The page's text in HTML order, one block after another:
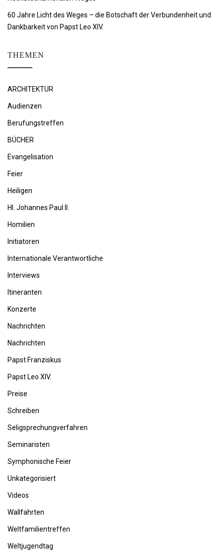
60 Jahre Licht des Weges – die Botschaft der Verbundenheit und
Dankbarkeit von Papst Leo XIV.
THEMEN
ARCHITEKTUR
Audienzen
Berufungstreffen
BÜCHER
Evangelisation
Feier
Heiligen
Hl. Johannes Paul II.
Homilien
Initiatoren
Internationale Verantwortliche
Interviews
Itineranten
Konzerte
Nachrichten
Nachrichten
Papst Franziskus
Papst Leo XIV.
Preise
Schreiben
Seligsprechungverfahren
Seminaristen
Symphonische Feier
Unkategorisiert
Videos
Wallfahrten
Weltfamilientreffen
Weltjugendtag